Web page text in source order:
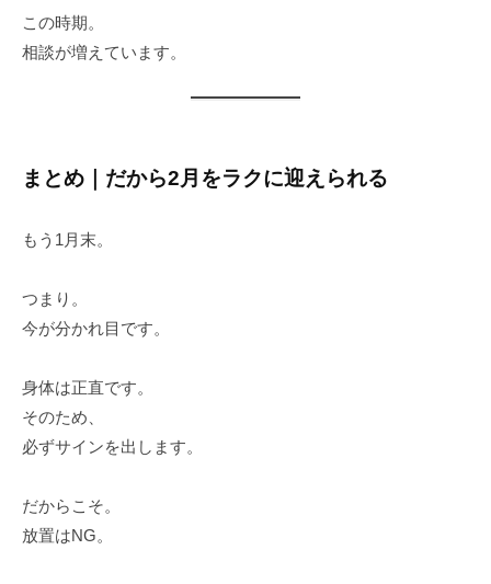
この時期。
相談が増えています。
まとめ｜だから2月をラクに迎えられる
もう1月末。
つまり。
今が分かれ目です。
身体は正直です。
そのため、
必ずサインを出します。
だからこそ。
放置はNG。